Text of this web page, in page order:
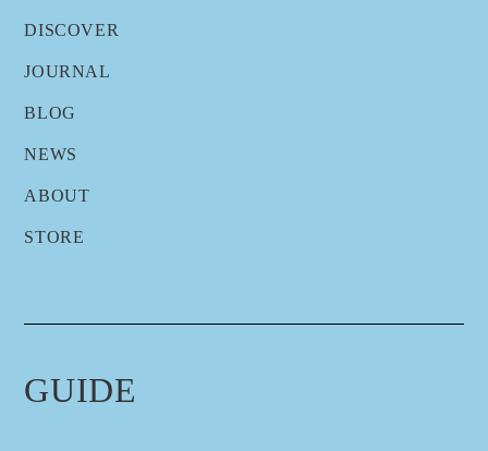
DISCOVER
JOURNAL
BLOG
NEWS
ABOUT
STORE
GUIDE